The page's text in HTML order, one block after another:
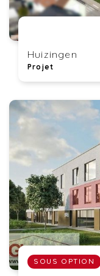
Huizingen
Projet
SOUS OPTION